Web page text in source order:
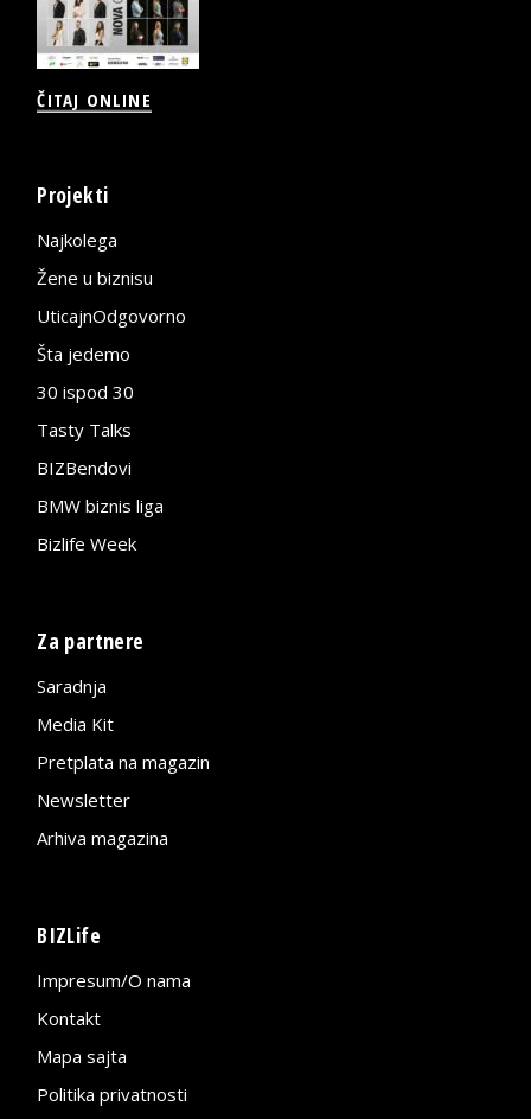
ČITAJ ONLINE
Projekti
Najkolega
Žene u biznisu
UticajnOdgovorno
Šta jedemo
30 ispod 30
Tasty Talks
BIZBendovi
BMW biznis liga
Bizlife Week
Za partnere
Saradnja
Media Kit
Pretplata na magazin
Newsletter
Arhiva magazina
BIZLife
Impresum/O nama
Kontakt
Mapa sajta
Politika privatnosti